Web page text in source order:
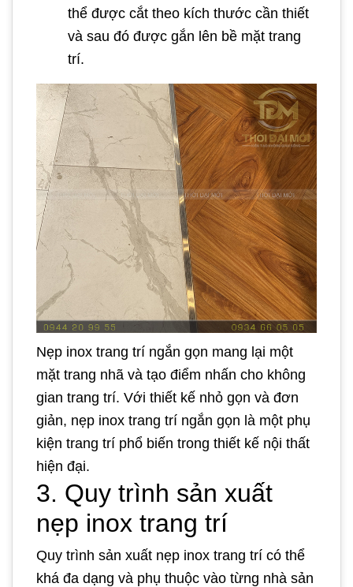
thể được cắt theo kích thước cần thiết
và sau đó được gắn lên bề mặt trang
trí.
Nẹp inox trang trí ngắn gọn mang lại một
mặt trang nhã và tạo điểm nhấn cho không
gian trang trí. Với thiết kế nhỏ gọn và đơn
giản, nẹp inox trang trí ngắn gọn là một phụ
kiện trang trí phổ biến trong thiết kế nội thất
hiện đại.
3. Quy trình sản xuất
nẹp inox trang trí
Quy trình sản xuất nẹp inox trang trí có thể
khá đa dạng và phụ thuộc vào từng nhà sản